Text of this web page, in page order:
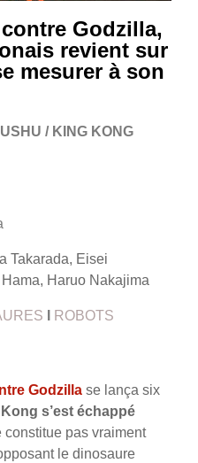
Godzilla,
revient sur
mesurer à son
/ KING KONG
Takarada, Eisei
Haruo Nakajima
ROBOTS
Godzilla se lança six
s’est échappé
pas vraiment
le dinosaure